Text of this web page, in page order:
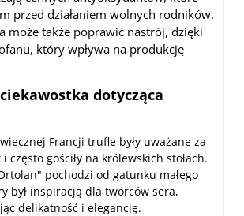
przed działaniem wolnych rodników.
może także poprawić nastrój, dzięki
który wpływa na produkcję
dotycząca
Francji trufle były uważane za
często gościły na królewskich stołach.
pochodzi od gatunku małego
był inspiracją dla twórców sera,
delikatność i elegancję.